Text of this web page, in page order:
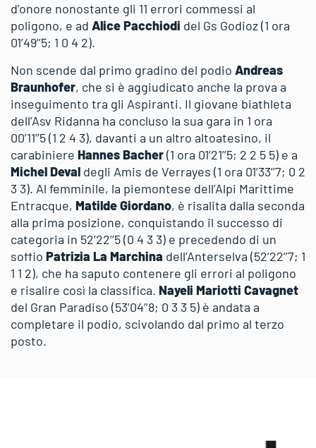
d’onore nonostante gli 11 errori commessi al
poligono, e ad Alice Pacchiodi del Gs Godioz (1 ora
01’49’’5; 1 0 4 2).
Non scende dal primo gradino del podio Andreas
Braunhofer, che si è aggiudicato anche la prova a
inseguimento tra gli Aspiranti. Il giovane biathleta
dell’Asv Ridanna ha concluso la sua gara in 1 ora
00’11’’5 (1 2 4 3), davanti a un altro altoatesino, il
carabiniere Hannes Bacher(1 ora 01’21’’5; 2 2 5 5) e a
Michel Deval degli Amis de Verrayes (1 ora 01’33’’7; 0 2
3 3). Al femminile, la piemontese dell’Alpi Marittime
Entracque, Matilde Giordano, è risalita dalla seconda
alla prima posizione, conquistando il successo di
categoria in 52’22’’5 (0 4 3 3) e precedendo di un
soffio Patrizia La Marchina dell’Anterselva (52’22’’7; 1
1 1 2), che ha saputo contenere gli errori al poligono
e risalire così la classifica. Nayeli Mariotti Cavagnet
del Gran Paradiso (53’04’’8; 0 3 3 5) è andata a
completare il podio, scivolando dal primo al terzo
posto.